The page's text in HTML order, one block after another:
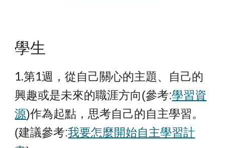
學生
1.第1週，從自己關心的主題、自己的
興趣或是未來的職涯方向(參考:學習資
源)作為起點，思考自己的自主學習。
(建議參考:我要怎麼開始自主學習計